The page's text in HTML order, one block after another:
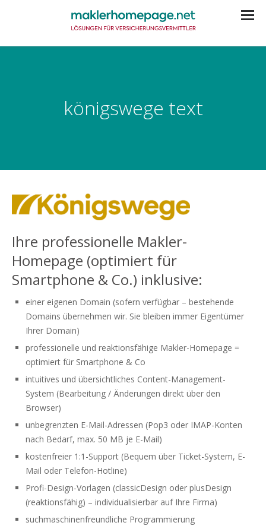
königswege text
Ihre professionelle Makler-
Homepage (optimiert für
Smartphone & Co.) inklusive:
einer eigenen Domain (sofern verfügbar – bestehende
Domains übernehmen wir. Sie bleiben immer Eigentümer
Ihrer Domain)
professionelle und reaktionsfähige Makler-Homepage =
optimiert für Smartphone & Co
intuitives und übersichtliches Content-Management-
System (Bearbeitung / Änderungen direkt über den
Browser)
unbegrenzten E-Mail-Adressen (Pop3 oder IMAP-Konten
nach Bedarf, max. 50 MB je E-Mail)
kostenfreier 1:1-Support (Bequem über Ticket-System, E-
Mail oder Telefon-Hotline)
Profi-Design-Vorlagen (classicDesign oder plusDesign
(reaktionsfähig) – individualisierbar auf Ihre Firma)
suchmaschinenfreundliche Programmierung